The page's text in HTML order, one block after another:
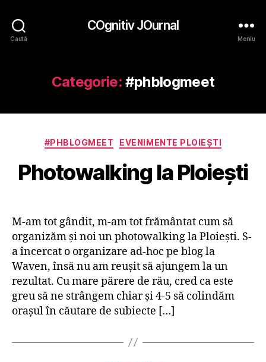
Caută
COgnitiv JOurnal
Meniu
Categorie: #phblogmeet
Categorii
#PHBLOGMEET EVENIMENTE PLOIEŞTI
Photowalking la Ploieşti
M-am tot gândit, m-am tot frământat cum să
organizăm şi noi un photowalking la Ploieşti. S-
a încercat o organizare ad-hoc pe blog la
Waven, însă nu am reuşit să ajungem la un
rezultat. Cu mare părere de rău, cred ca este
greu să ne strângem chiar şi 4-5 să colindăm
oraşul în căutare de subiecte […]